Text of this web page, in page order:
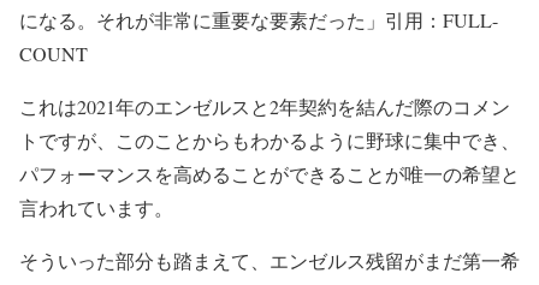
になる。それが非常に重要な要素だった」引用：FULL-
COUNT
これは2021年のエンゼルスと2年契約を結んだ際のコメン
トですが、このことからもわかるように野球に集中でき、
パフォーマンスを高めることができることが唯一の希望と
言われています。
そういった部分も踏まえて、エンゼルス残留がまだ第一希